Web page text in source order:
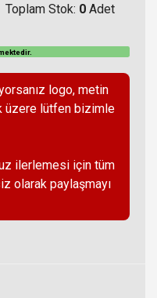
Toplam Stok: 0 Adet
.
logo, metin
üzere lütfen bizimle
ilerlemesi için tüm
olarak paylaşmayı